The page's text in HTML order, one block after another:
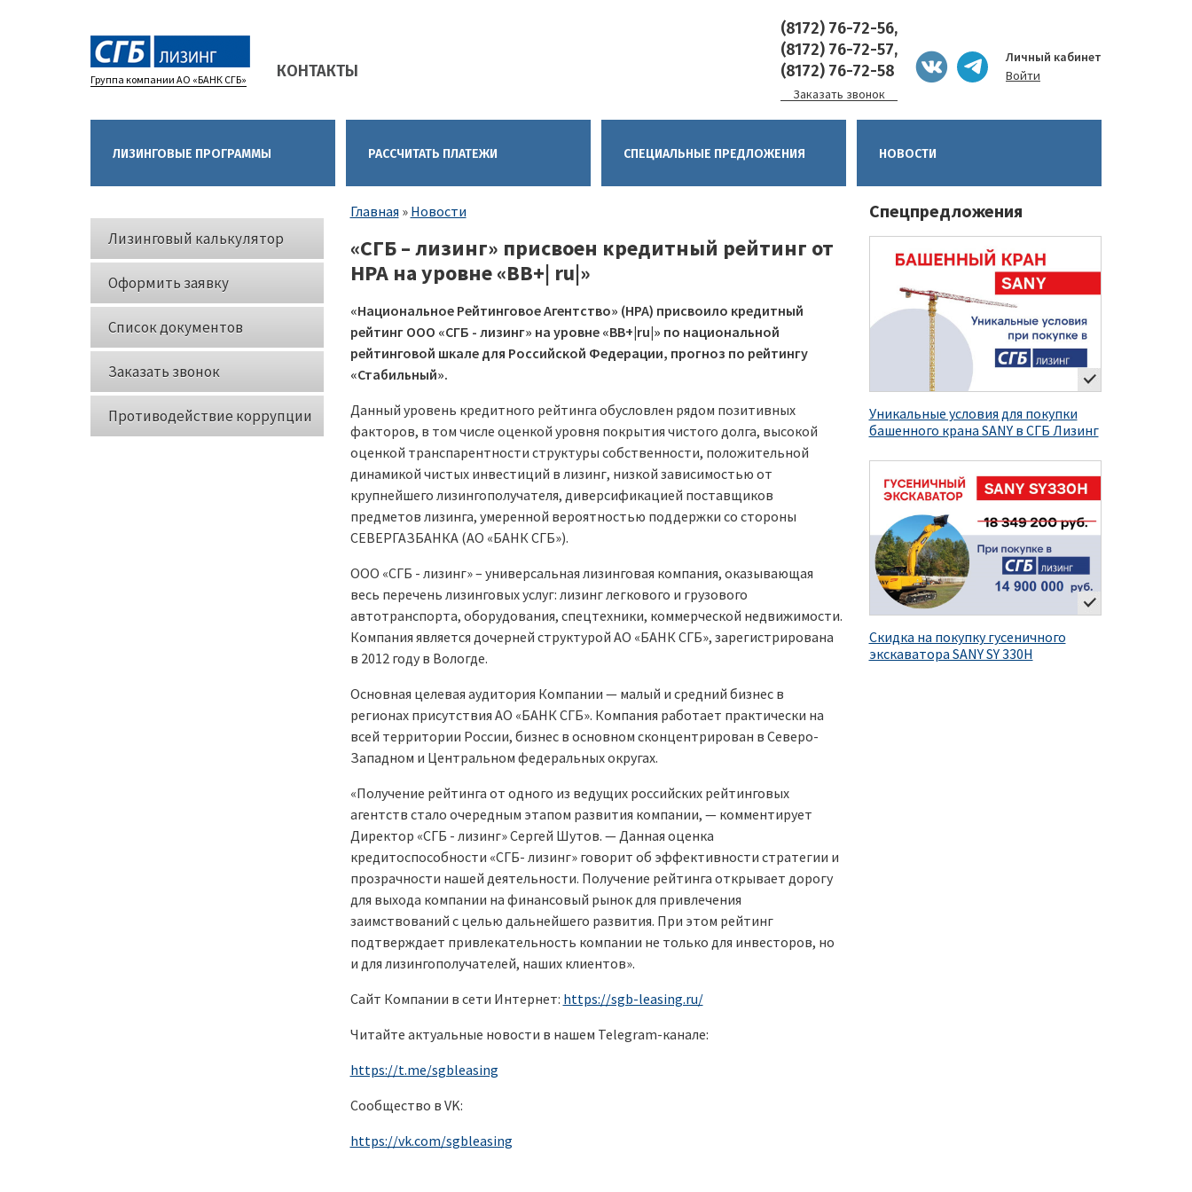
Группа компании АО «БАНК СГБ»
navigation
КОНТАКТЫ
(8172) 76-72-56,
(8172) 76-72-57,
(8172) 76-72-58
Заказать звонок
Личный кабинет
Войти
ЛИЗИНГОВЫЕ ПРОГРАММЫ РАССЧИТАТЬ ПЛАТЕЖИ CПЕЦИАЛЬНЫЕ ПРЕДЛОЖЕНИЯ НОВОСТИ
Кнопки
слева
Лизинговый калькулятор
Оформить заявку
Список документов
Заказать звонок
Противодействие коррупции
Строка
Главная Новости
«СГБ – лизинг» присвоен кредитный рейтинг от
НРА на уровне «ВВ+| ru|»
«Национальное Рейтинговое Агентство» (НРА) присвоило кредитный
рейтинг ООО «СГБ - лизинг» на уровне «ВВ+|ru|» по национальной
рейтинговой шкале для Российской Федерации, прогноз по рейтингу
«Стабильный».
Данный уровень кредитного рейтинга обусловлен рядом позитивных
факторов, в том числе оценкой уровня покрытия чистого долга, высокой
оценкой транспарентности структуры собственности, положительной
динамикой чистых инвестиций в лизинг, низкой зависимостью от
крупнейшего лизингополучателя, диверсификацией поставщиков
предметов лизинга, умеренной вероятностью поддержки со стороны
СЕВЕРГАЗБАНКА (АО «БАНК СГБ»).
ООО «СГБ - лизинг» – универсальная лизинговая компания, оказывающая
весь перечень лизинговых услуг: лизинг легкового и грузового
автотранспорта, оборудования, спецтехники, коммерческой недвижимости.
Компания является дочерней структурой АО «БАНК СГБ», зарегистрирована
в 2012 году в Вологде.
Основная целевая аудитория Компании — малый и средний бизнес в
регионах присутствия АО «БАНК СГБ». Компания работает практически на
всей территории России, бизнес в основном сконцентрирован в Северо-
Западном и Центральном федеральных округах.
«Получение рейтинга от одного из ведущих российских рейтинговых
агентств стало очередным этапом развития компании, — комментирует
Директор «СГБ - лизинг» Сергей Шутов. — Данная оценка
кредитоспособности «СГБ- лизинг» говорит об эффективности стратегии и
прозрачности нашей деятельности. Получение рейтинга открывает дорогу
для выхода компании на финансовый рынок для привлечения
заимствований с целью дальнейшего развития. При этом рейтинг
подтверждает привлекательность компании не только для инвесторов, но
и для лизингополучателей, наших клиентов».
Сайт Компании в сети Интернет: https://sgb-leasing.ru/
Читайте актуальные новости в нашем Telegram-канале:
https://t.me/sgbleasing
Сообщество в VK:
https://vk.com/sgbleasing
Спецпредложения
Уникальные условия для покупки
башенного крана SANY в СГБ Лизинг
Скидка на покупку гусеничного
экскаватора SANY SY 330H